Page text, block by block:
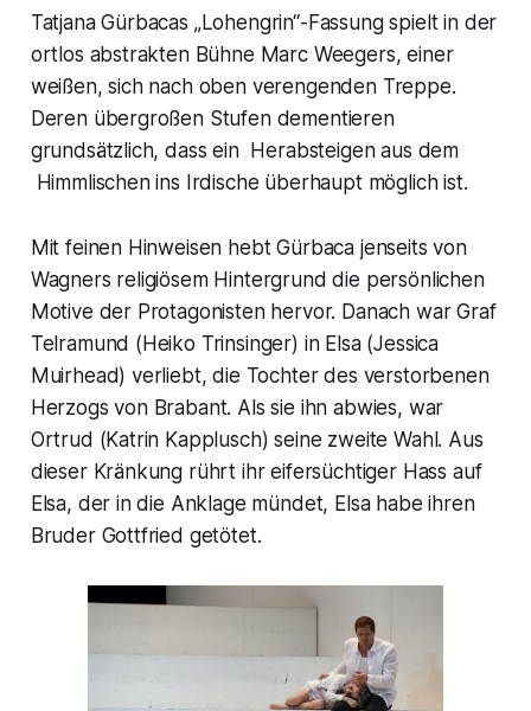
Tatjana Gürbacas „Lohengrin“-Fassung spielt in der
ortlos abstrakten Bühne Marc Weegers, einer
weißen, sich nach oben verengenden Treppe.
Deren übergroßen Stufen dementieren
grundsätzlich, dass ein Herabsteigen aus dem
Himmlischen ins Irdische überhaupt möglich ist.
Mit feinen Hinweisen hebt Gürbaca jenseits von
Wagners religiösem Hintergrund die persönlichen
Motive der Protagonisten hervor. Danach war Graf
Telramund (Heiko Trinsinger) in Elsa (Jessica
Muirhead) verliebt, die Tochter des verstorbenen
Herzogs von Brabant. Als sie ihn abwies, war
Ortrud (Katrin Kapplusch) seine zweite Wahl. Aus
dieser Kränkung rührt ihr eifersüchtiger Hass auf
Elsa, der in die Anklage mündet, Elsa habe ihren
Bruder Gottfried getötet.